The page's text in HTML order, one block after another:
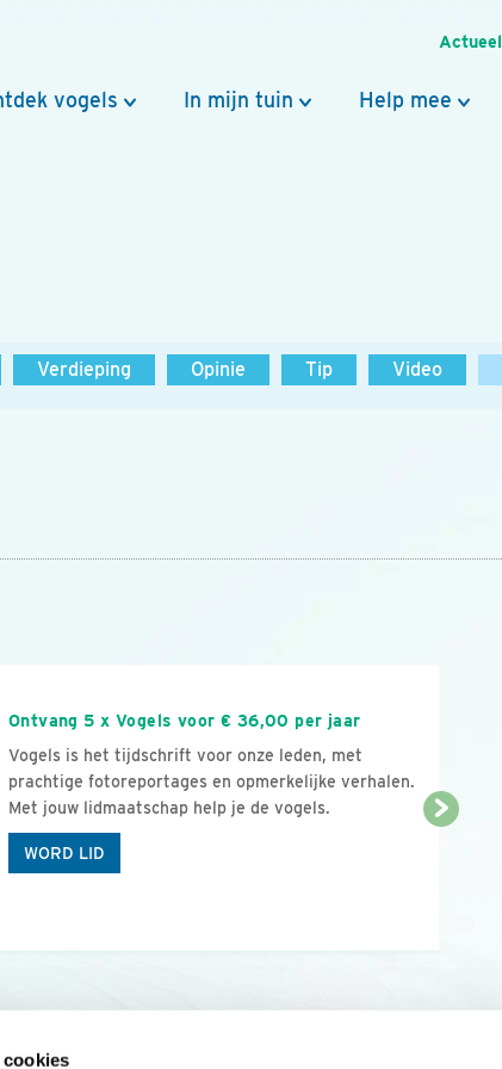
Actueel
vogels In mijn tuin Help mee
Verdieping Opinie Tip Video
Ontvang 5 x Vogels voor € 36,00 per jaar
Vogels is het tijdschrift voor onze leden, met
prachtige fotoreportages en opmerkelijke verhalen.
Met jouw lidmaatschap help je de vogels.
WORD LID